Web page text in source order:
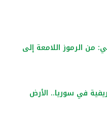
من الرموز اللامعة إلى
في سوريا.. الأرض